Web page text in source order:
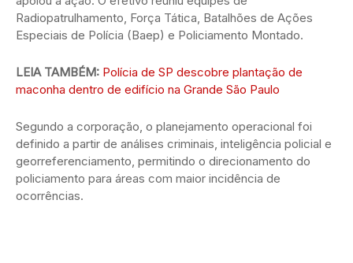
Radiopatrulhamento, Força Tática, Batalhões de Ações
Especiais de Polícia (Baep) e Policiamento Montado.
LEIA TAMBÉM: Polícia de SP descobre plantação de
maconha dentro de edifício na Grande São Paulo
Segundo a corporação, o planejamento operacional foi
definido a partir de análises criminais, inteligência policial e
georreferenciamento, permitindo o direcionamento do
policiamento para áreas com maior incidência de
ocorrências.